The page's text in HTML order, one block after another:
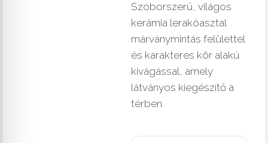
Szoborszerű, világos
kerámia lerakóasztal
márványmintás felülettel
és karakteres kör alakú
kivágással, amely
látványos kiegészítő a
térben.